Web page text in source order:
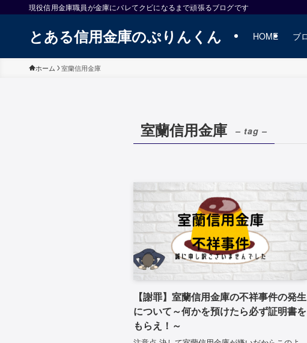
現役信用金庫職員が金庫にバレてクビになるまで頑張るブログです
とある信用金庫のぷりんくん HOME ブ
ホーム 室蘭信用金庫
室蘭信用金庫 – tag –
【謝罪】室蘭信用金庫の不祥事件の発生
について～何かを預けたら必ず証明書を
もらえ！～